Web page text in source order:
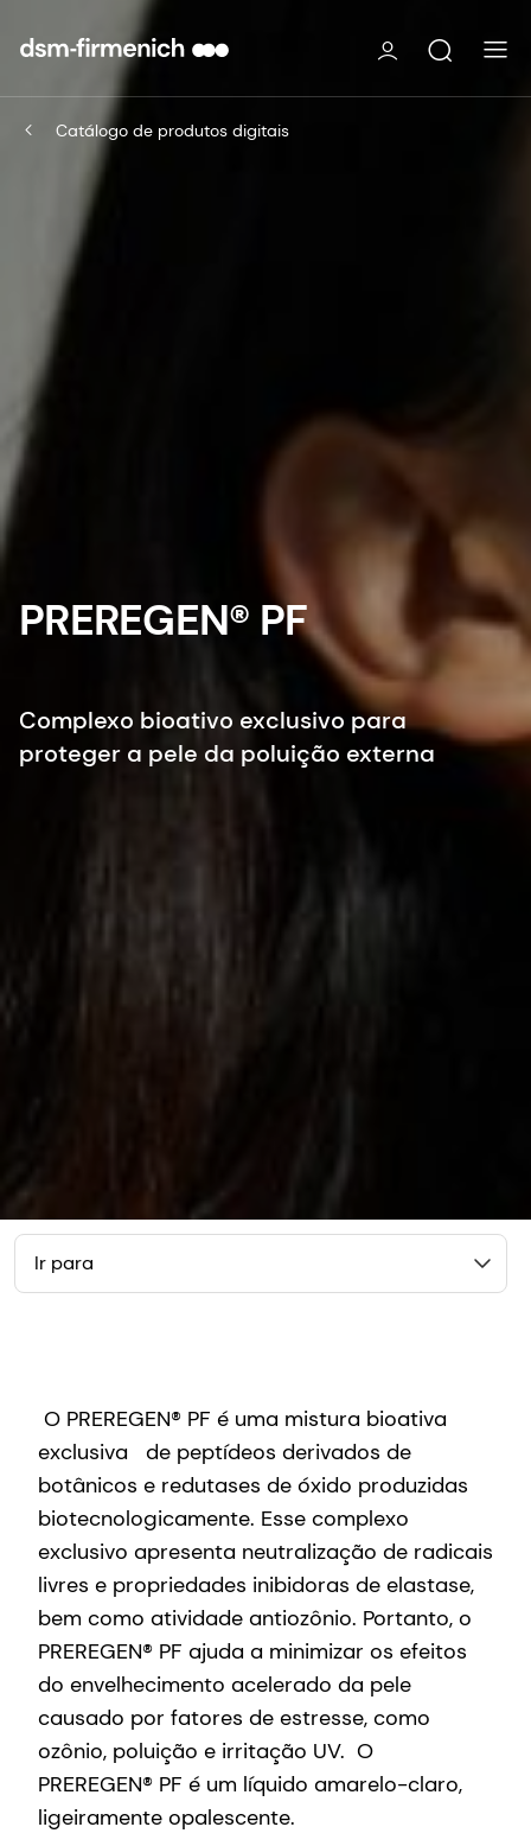
Catálogo de produtos digitais
PREREGEN® PF
Complexo bioativo exclusivo para
proteger a pele da poluição externa
Ir para
O PREREGEN® PF é uma mistura bioativa
exclusiva de peptídeos derivados de
botânicos e redutases de óxido produzidas
biotecnologicamente. Esse complexo
exclusivo apresenta neutralização de radicais
livres e propriedades inibidoras de elastase,
bem como atividade antiozônio. Portanto, o
PREREGEN® PF ajuda a minimizar os efeitos
do envelhecimento acelerado da pele
causado por fatores de estresse, como
ozônio, poluição e irritação UV. O
PREREGEN® PF é um líquido amarelo-claro,
ligeiramente opalescente.